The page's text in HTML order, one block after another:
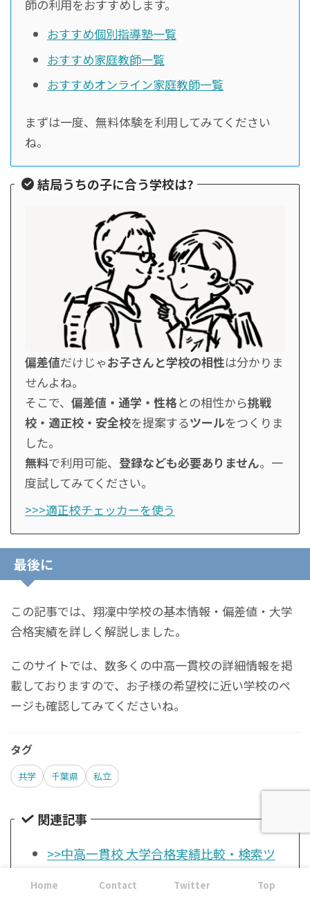
師の利用をおすすめします。
おすすめ個別指導塾一覧
おすすめ家庭教師一覧
おすすめオンライン家庭教師一覧
まずは一度、無料体験を利用してみてください
ね。
結局うちの子に合う学校は?
偏差値だけじゃお子さんと学校の相性は分かりま
せんよね。
そこで、 偏差値・通学・性格との相性から挑戦
校・適正校・安全校を提案するツールをつくりま
した。
無料で利用可能、 登録なども必要ありません。一
度試してみてください。
>>>適正校チェッカーを使う
最後に
この記事では、翔凜中学校の基本情報・偏差値・大学
合格実績を詳しく解説しました。
このサイトでは、数多くの中高一貫校の詳細情報を掲
載しておりますので、お子様の希望校に近い学校のペ
ージも確認してみてくださいね。
タグ
共学 千葉県 私立
関連記事
>>中高一貫校 大学合格実績比較・検索ツ
Home Contact Twitter Top